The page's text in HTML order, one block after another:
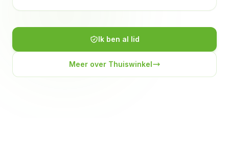
Ik ben al lid
Meer over Thuiswinkel